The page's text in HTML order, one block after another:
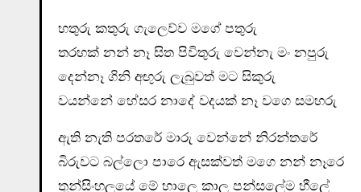
හතුරු කතුරු ගැලෙව්ව මගේ පතුරු
තරහක් නන් නෑ සිත පිවිතුරු වෙන්නැ මං නපුරු
දෙන්නෑ ගිනි අඟුරු ලැබුවත් මට සිකුරු
වයන්නේ හේසර නාදේ වදයක් නෑ වගෙ සමහරු
ඇති නැති පරතරේ මාරු වෙන්නේ නිරන්තරේ
බිරුවට බල්ලො පාරෙ ඇසක්වත් මගෙ නන් නෑරෙ
තුන්සිංහලයේ මේ හාලෙ කාල පන්සලේම හීලේ